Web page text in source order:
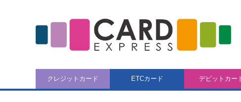
クレジットカード ETCカード デビットカー